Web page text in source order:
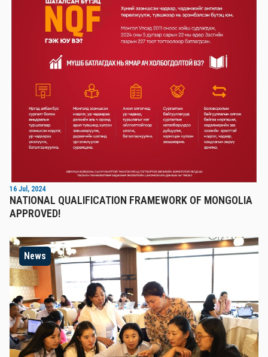
16 Jul, 2024
NATIONAL QUALIFICATION FRAMEWORK OF MONGOLIA
APPROVED!
News